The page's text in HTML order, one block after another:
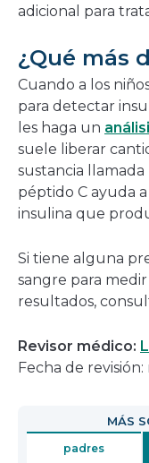
adicional para
¿Qué más
Cuando a los
para detectar
les haga un
suele liberar
sustancia
péptido C ayuda
insulina que
Si tiene alguna
sangre para
resultados,
Revisor médico:
Fecha de
MÁS
padres